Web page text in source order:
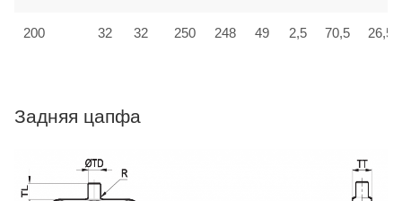
200 32 32 250 248 49 2,5 70,5 26,5
Задняя цапфа